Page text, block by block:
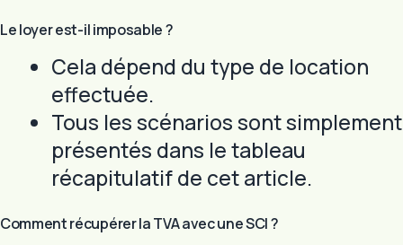
Le loyer est-il imposable ?
Cela dépend du type de location
effectuée.
Tous les scénarios sont simplement
présentés dans le tableau
récapitulatif de cet article.
Comment récupérer la TVA avec une SCI ?